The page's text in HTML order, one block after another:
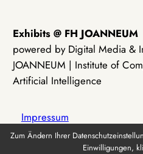
Exhibits @ FH JOANNEUM
powered by Digital Media &
JOANNEUM | Institute of
Artificial Intelligence
Impressum
Zum Ändern Ihrer
Einwilligungen,